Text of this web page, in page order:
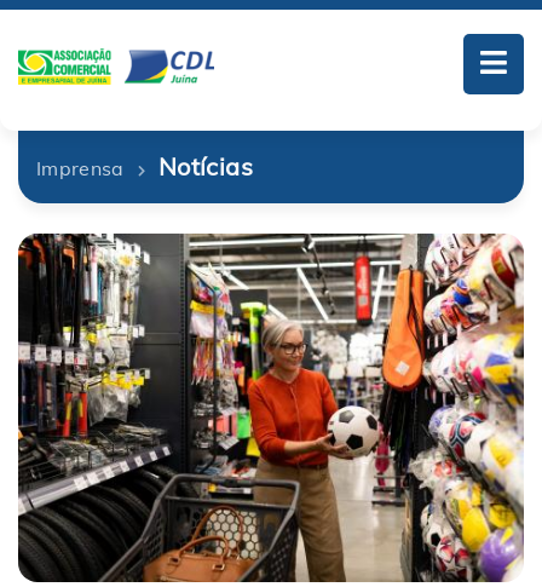
Imprensa Notícias